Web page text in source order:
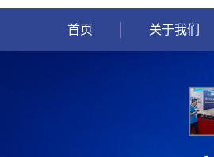
首页 关于我们